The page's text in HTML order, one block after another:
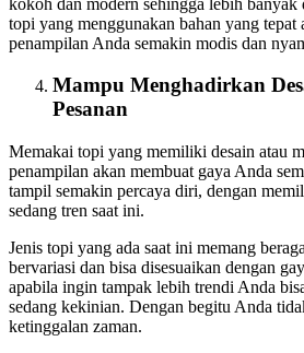
topi yang menggunakan bahan yang tepat
penampilan Anda semakin modis dan
Mampu Menghadirkan
Pesanan
Memakai topi yang memiliki desain atau
penampilan akan membuat gaya Anda
tampil semakin percaya diri, dengan
sedang tren saat ini.
Jenis topi yang ada saat ini memang
bervariasi dan bisa disesuaikan dengan
apabila ingin tampak lebih trendi Anda
sedang kekinian. Dengan begitu Anda
ketinggalan zaman.